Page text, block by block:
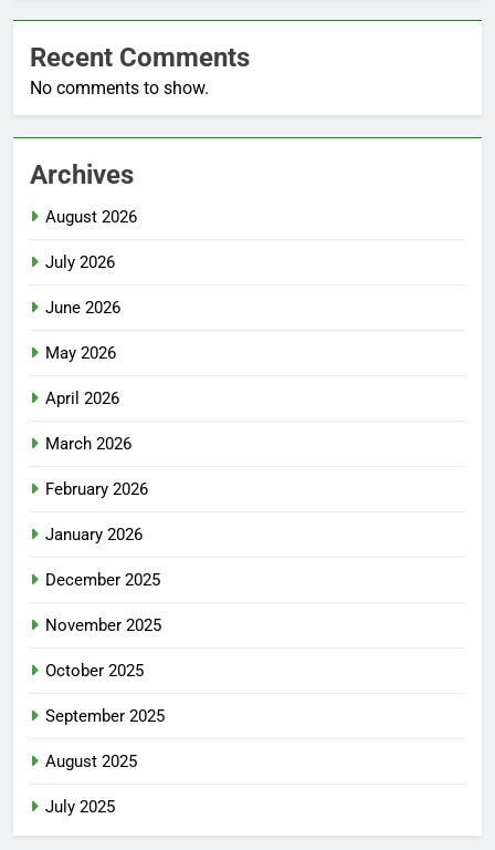
Recent Comments
No comments to show.
Archives
August 2026
July 2026
June 2026
May 2026
April 2026
March 2026
February 2026
January 2026
December 2025
November 2025
October 2025
September 2025
August 2025
July 2025